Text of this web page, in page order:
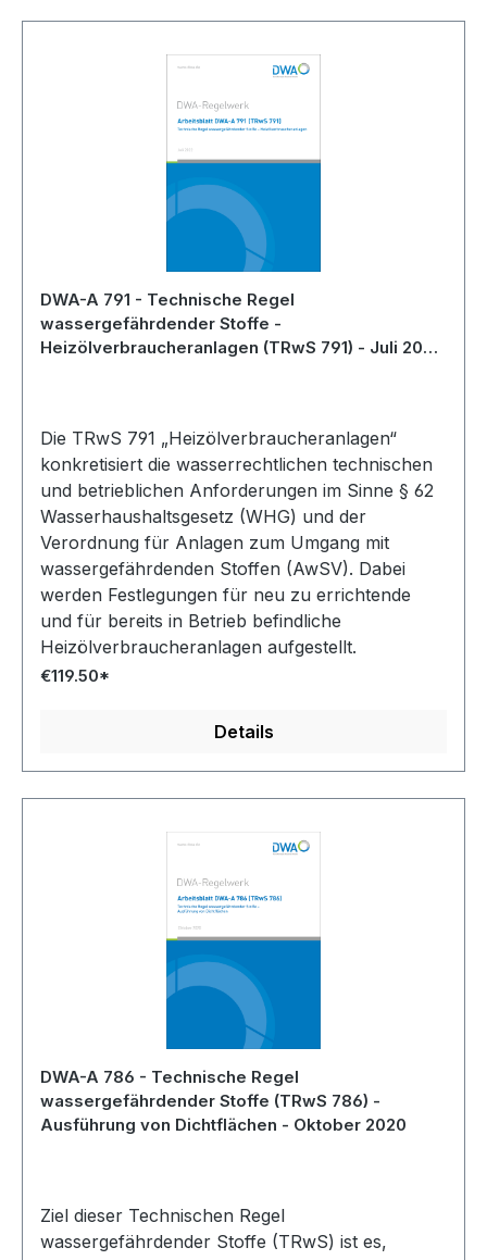
DWA-A 791 - Technische Regel
wassergefährdender Stoffe -
Heizölverbraucheranlagen (TRwS 791) - Juli 2022;
Die TRwS 791 „Heizölverbraucheranlagen“
konkretisiert die wasserrechtlichen technischen
und betrieblichen Anforderungen im Sinne § 62
Wasserhaushaltsgesetz (WHG) und der
Verordnung für Anlagen zum Umgang mit
wassergefährdenden Stoffen (AwSV). Dabei
werden Festlegungen für neu zu errichtende
und für bereits in Betrieb befindliche
Heizölverbraucheranlagen aufgestellt.
€119.50*
Details
DWA-A 786 - Technische Regel
wassergefährdender Stoffe (TRwS 786) -
Ausführung von Dichtflächen - Oktober 2020
Ziel dieser Technischen Regel
wassergefährdender Stoffe (TRwS) ist es,